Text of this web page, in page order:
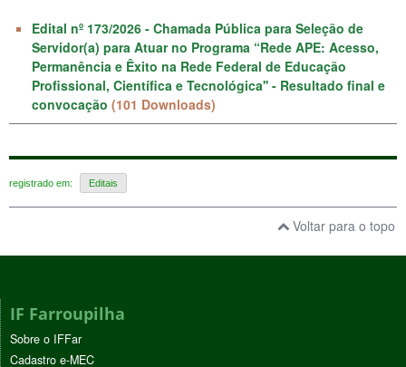
Edital nº 173/2026 - Chamada Pública para Seleção de
Servidor(a) para Atuar no Programa “Rede APE: Acesso,
Permanência e Êxito na Rede Federal de Educação
Profissional, Científica e Tecnológica'' - Resultado final e
convocação (101 Downloads)
registrado em: Editais
Voltar para o topo
IF Farroupilha
Sobre o IFFar
Cadastro e-MEC